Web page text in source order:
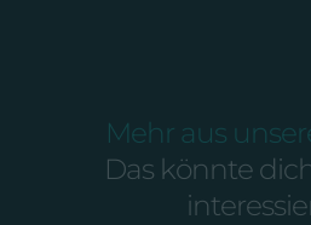
Mehr aus
Das könnte